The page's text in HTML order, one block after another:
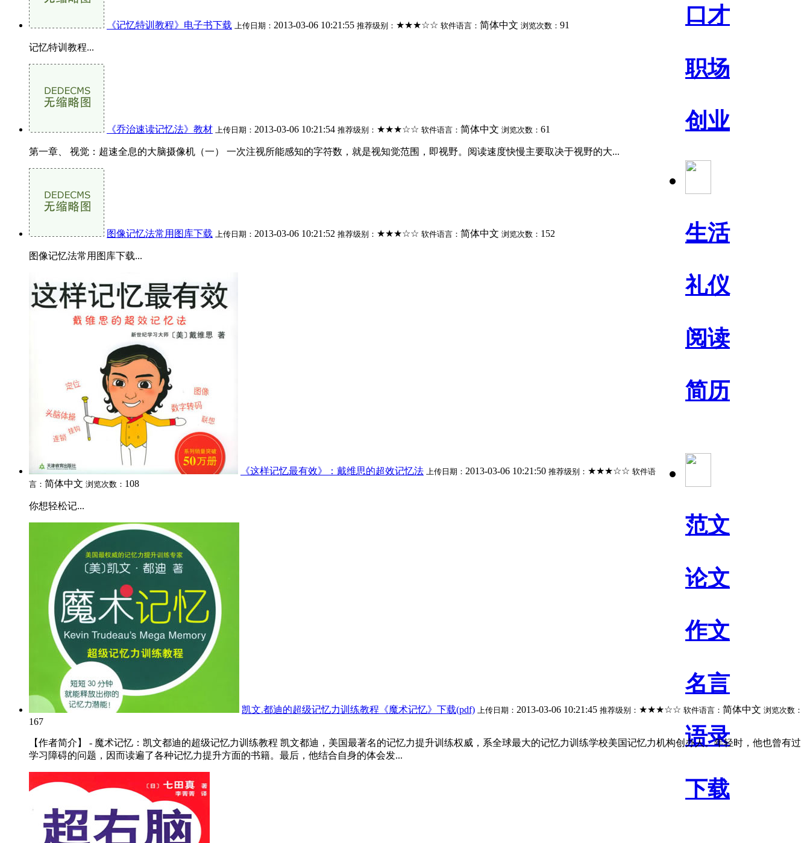
口才
职场
创业
生活
礼仪
阅读
简历
范文
论文
作文
名言
语录
下载
《记忆特训教程》电子书下载 上传日期： 2013-03-06 10:21:55 推荐级别： ★★★☆☆ 软件语言： 简体中文 浏览次数： 91
记忆特训教程...
《乔治速读记忆法》教材 上传日期： 2013-03-06 10:21:54 推荐级别： ★★★☆☆ 软件语言： 简体中文 浏览次数： 61
第一章、 视觉：超速全息的大脑摄像机（一） 一次注视所能感知的字符数，就是视知觉范围，即视野。阅读速度快慢主要取决于视野的大...
图像记忆法常用图库下载 上传日期： 2013-03-06 10:21:52 推荐级别： ★★★☆☆ 软件语言： 简体中文 浏览次数： 152
图像记忆法常用图库下载...
《这样记忆最有效》：戴维思的超效记忆法 上传日期： 2013-03-06 10:21:50 推荐级别： ★★★☆☆ 软件语
言： 简体中文 浏览次数： 108
你想轻松记...
凯文.都迪的超级记忆力训练教程《魔术记忆》下载(pdf) 上传日期： 2013-03-06 10:21:45 推荐级别： ★★★☆☆ 软件语言： 简体中文 浏览次数：
167
【作者简介】 - 魔术记忆：凯文都迪的超级记忆力训练教程 凯文都迪，美国最著名的记忆力提升训练权威，系全球最大的记忆力训练学校美国记忆力机构创办人。年轻时，他也曾有过
学习障碍的问题，因而读遍了各种记忆力提升方面的书籍。最后，他结合自身的体会发...